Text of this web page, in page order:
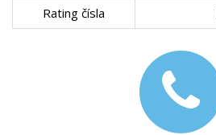
Rating čísla